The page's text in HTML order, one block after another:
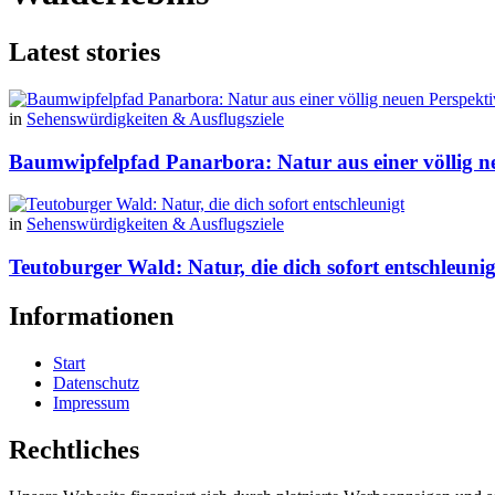
Latest stories
in Sehenswürdigkeiten & Ausflugsziele
Baumwipfelpfad Panarbora: Natur aus einer völlig
in Sehenswürdigkeiten & Ausflugsziele
Teutoburger Wald: Natur, die dich sofort
Informationen
Start
Datenschutz
Impressum
Rechtliches